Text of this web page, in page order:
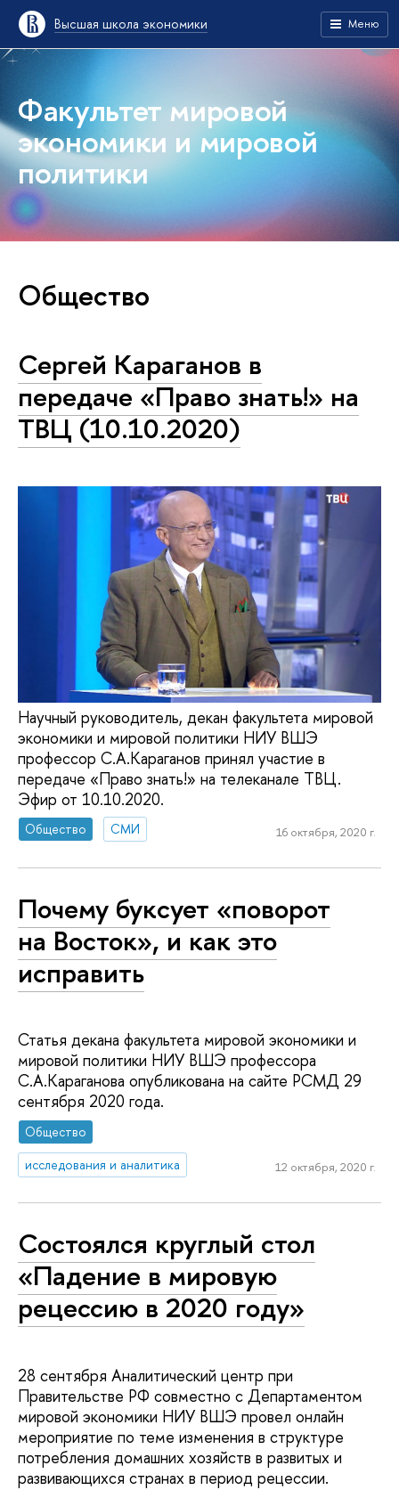
Высшая школа экономики Меню
Факультет мировой
экономики и мировой
политики
Общество
Сергей Караганов в
передаче «Право знать!» на
ТВЦ (10.10.2020)
Научный руководитель, декан факультета мировой
экономики и мировой политики НИУ ВШЭ
профессор С.А.Караганов принял участие в
передаче «Право знать!» на телеканале ТВЦ.
Эфир от 10.10.2020.
Общество СМИ 16 октября, 2020 г.
Почему буксует «поворот
на Восток», и как это
исправить
Статья декана факультета мировой экономики и
мировой политики НИУ ВШЭ профессора
С.А.Караганова опубликована на сайте РСМД 29
сентября 2020 года.
Общество
исследования и аналитика
12 октября, 2020 г.
Состоялся круглый стол
«Падение в мировую
рецессию в 2020 году»
28 сентября Аналитический центр при
Правительстве РФ совместно с Департаментом
мировой экономики НИУ ВШЭ провел онлайн
мероприятие по теме изменения в структуре
потребления домашних хозяйств в развитых и
развивающихся странах в период рецессии.